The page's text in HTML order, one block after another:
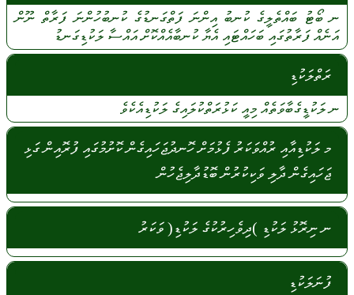
ނބޯޓު ބައްތެލީގެކުނބުއިންނަފަތްގަނޑުގެކުނބުހުންނަފަރާތް ނޫން
އަނެއްފަރާތުގައި ބަހައްޓައިއެޔާކުނބާއެއްކޮށްއައްސާ ލަކުޑިގަނޑު
ރަތްލަކުޑި
ނލަކުޑީގެބާވަތެއް މިއީކަޅުރަތްކުލައިގެ ލަކުޑިއެކެވެ
މ ލަކުޑިއާއި ރުއްވަކަރު ފެޅުމަށް ހޮނދުޖަހައިގެން ކޮށުމުގައި ފުރޮއިން ގަޅި
ޖަހައިގެން ދާލި ވަކިކުރުން ބޮޑުދާލިޖެހުން
ނ ނިރޮޅު ލަކުޑި )ދިވެހިރުކުގެ ލަކުޑި( ވަކަރު
ފުނަލަކުޑި